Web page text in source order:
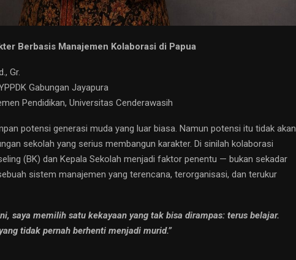
Berbasis Manajemen Kolaborasi di Papua
Gr.
Gabungan Jayapura
Pendidikan, Universitas Cenderawasih
potensi generasi muda yang luar biasa. Namun potensi itu tidak akan
sekolah yang serius membangun karakter. Di sinilah kolaborasi
(BK) dan Kepala Sekolah menjadi faktor penentu — bukan sekadar
sistem manajemen yang terencana, terorganisasi, dan terukur
saya memilih satu kekayaan yang tak bisa dirampas: terus belajar.
tidak pernah berhenti menjadi murid.”